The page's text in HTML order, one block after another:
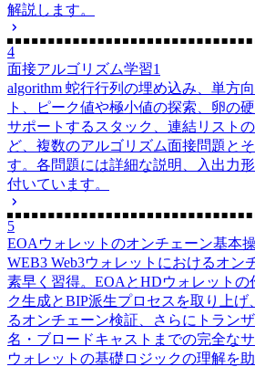
解説します。
4
面接アルゴリズム学習1
algorithm 蛇行行列の埋め込み、単方
ト、ピーク値や極小値の探索、卵の
サポートするスタック、連結リスト
ど、複数のアルゴリズム面接問題と
す。各問題には詳細な説明、入出力
付いています。
5
EOAウォレットのオンチェーン基本
WEB3 Web3ウォレットにおけるオン
素早く習得。EOAとHDウォレットの
ク生成とBIP派生プロセスを取り上げ
るオンチェーン検証、さらにトラン
名・ブロードキャストまでの完全な
ウォレットの基礎ロジックの理解を助